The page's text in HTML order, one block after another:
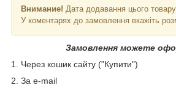
Внимание! Дата додавання цього
У коментарях до замовлення вкажіть
Замовлення можете
1. Через кошик сайту ("Купити")
2. За e-mail